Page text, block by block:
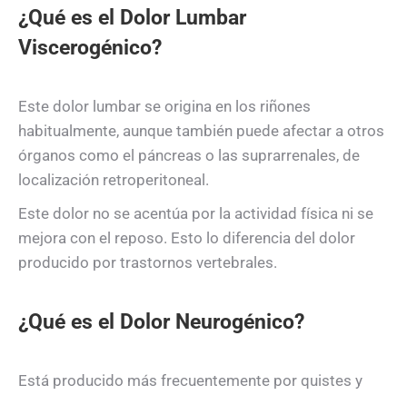
¿Qué es el Dolor Lumbar
Viscerogénico?
Este dolor lumbar se origina en los riñones
habitualmente, aunque también puede afectar a otros
órganos como el páncreas o las suprarrenales, de
localización retroperitoneal.
Este dolor no se acentúa por la actividad física ni se
mejora con el reposo. Esto lo diferencia del dolor
producido por trastornos vertebrales.
¿Qué es el Dolor Neurogénico?
Está producido más frecuentemente por quistes y